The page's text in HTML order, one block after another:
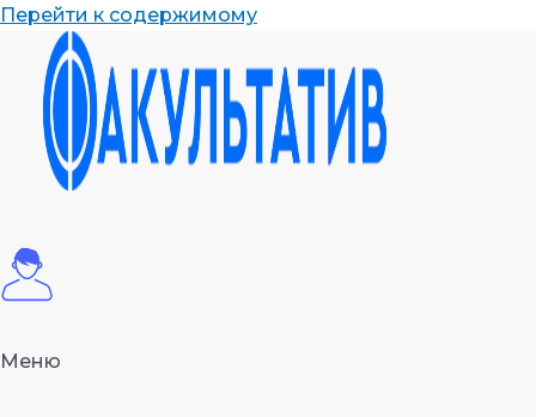
Перейти к содержимому
Меню